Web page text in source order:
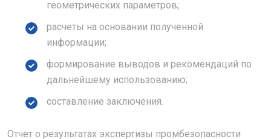
геометрических параметров;
расчеты на основании полученной
информации;
формирование выводов и рекомендаций по
дальнейшему использованию;
составление заключения.
Отчет о результатах экспертизы промбезопасности